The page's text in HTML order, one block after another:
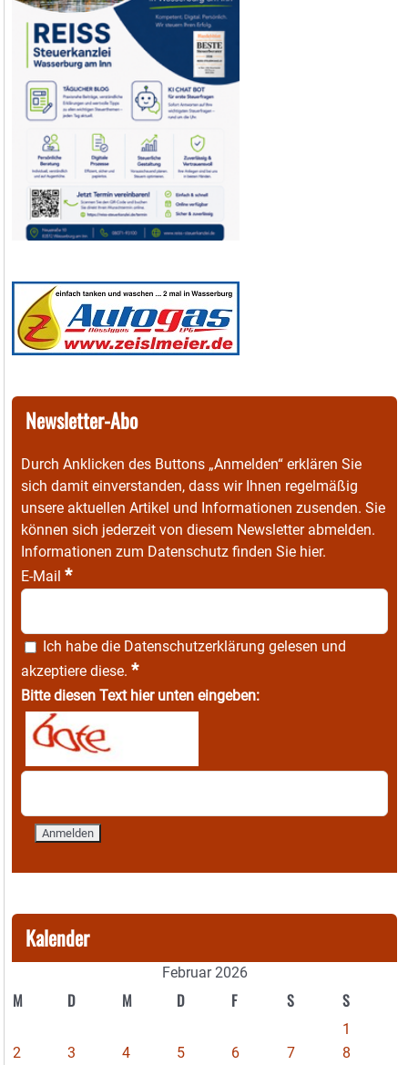
Newsletter-Abo
Durch Anklicken des Buttons „Anmelden“ erklären Sie
sich damit einverstanden, dass wir Ihnen regelmäßig
unsere aktuellen Artikel und Informationen zusenden. Sie
können sich jederzeit von diesem Newsletter abmelden.
Informationen zum Datenschutz finden Sie hier.
E-Mail *
Ich habe die Datenschutzerklärung gelesen und
akzeptiere diese. *
Bitte diesen Text hier unten eingeben:
Kalender
Februar 2026
M D M D F S S
1
2
3 4 5 6 7
8